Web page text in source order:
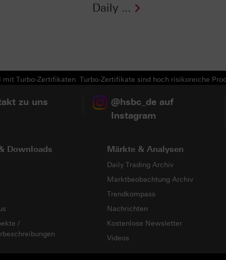
Daily ...
Turbo-Zertifikaten. Turbo-Zertifikate sind hoch risikoreiche
zu uns
@hsbc_de auf
Instagram
Downloads
/
Märkte & Analysen
Daily Trading Archiv
Marktbeobachtung Archiv
Trendkompass
Nachrichten
Kostenlose Newsletter
Videos